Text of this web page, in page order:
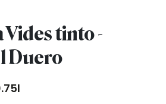
Vides tinto -
Duero